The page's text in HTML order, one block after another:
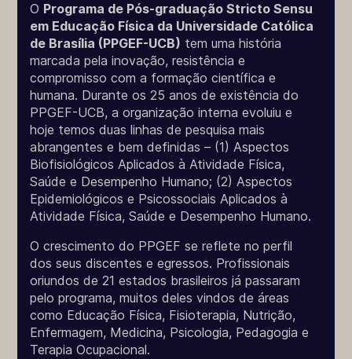
O Programa de Pós-graduação Stricto Sensu
em Educação Física da Universidade Católica
de Brasília (PPGEF-UCB) tem uma história
marcada pela inovação, resistência e
compromisso com a formação científica e
humana. Durante os 25 anos de existência do
PPGEF-UCB, a organização interna evoluiu e
hoje temos duas linhas de pesquisa mais
abrangentes e bem definidas – (1) Aspectos
Biofisiológicos Aplicados à Atividade Física,
Saúde e Desempenho Humano; (2) Aspectos
Epidemiológicos e Psicossociais Aplicados à
Atividade Física, Saúde e Desempenho Humano.
O crescimento do PPGEF se reflete no perfil
dos seus discentes e egressos. Profissionais
oriundos de 21 estados brasileiros já passaram
pelo programa, muitos deles vindos de áreas
como Educação Física, Fisioterapia, Nutrição,
Enfermagem, Medicina, Psicologia, Pedagogia e
Terapia Ocupacional.